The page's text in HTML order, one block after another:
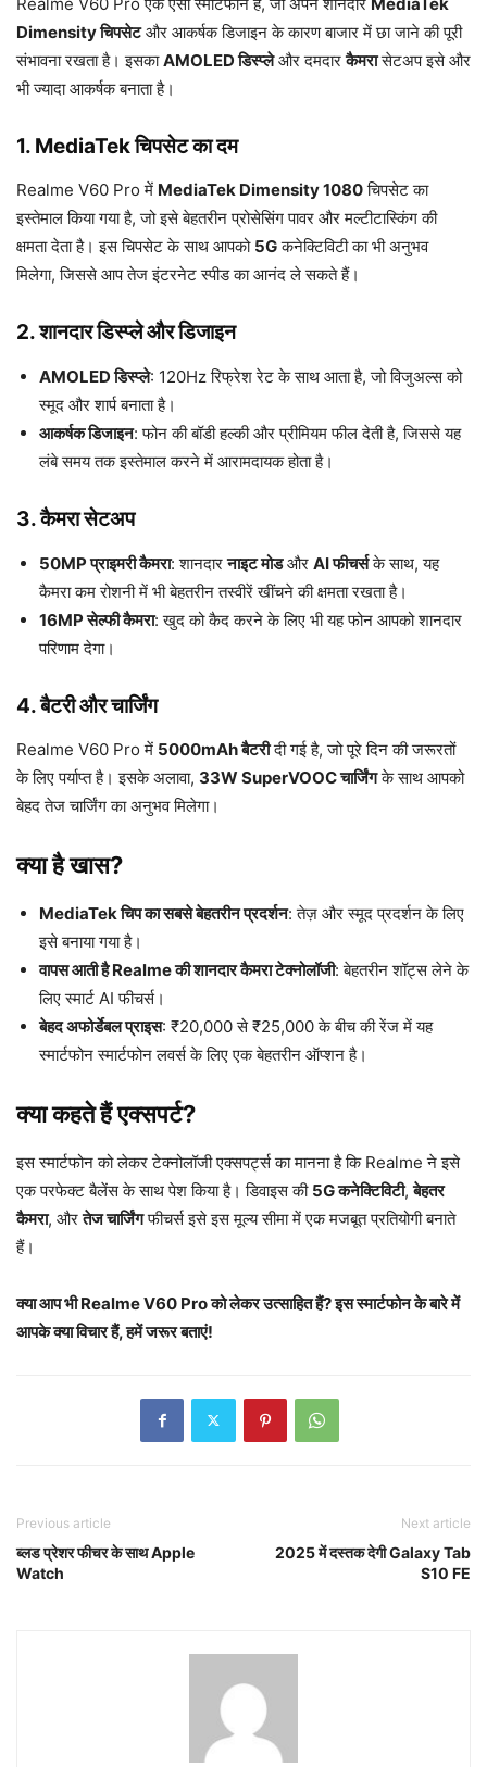
Dimensity चिपसेटऔर आकर्षक डिजाइन के कारण बाजार में छा जाने की पूरी
संभावना रखता है। इसकाAMOLED डिस्प्लेऔर दमदारकैमरासेटअप इसे और
भी ज्यादा आकर्षक बनाता है।
1. MediaTek चिपसेट का दम
Realme V60 Pro में MediaTek Dimensity 1080चिपसेट का
इस्तेमाल किया गया है, जो इसे बेहतरीन प्रोसेसिंग पावर और मल्टीटास्किंग की
क्षमता देता है। इस चिपसेट के साथ आपको 5Gकनेक्टिविटी का भी अनुभव
मिलेगा, जिससे आप तेज इंटरनेट स्पीड का आनंद ले सकते हैं।
2. शानदार डिस्प्ले और डिजाइन
AMOLED डिस्प्ले: 120Hz रिफ्रेश रेट के साथ आता है, जो विजुअल्स को
स्मूद और शार्प बनाता है।
आकर्षक डिजाइन: फोन की बॉडी हल्की और प्रीमियम फील देती है, जिससे यह
लंबे समय तक इस्तेमाल करने में आरामदायक होता है।
3. कैमरा सेटअप
50MP प्राइमरी कैमरा: शानदारनाइट मोडऔर AI फीचर्सके साथ, यह
कैमरा कम रोशनी में भी बेहतरीन तस्वीरें खींचने की क्षमता रखता है।
16MP सेल्फी कैमरा: खुद को कैद करने के लिए भी यह फोन आपको शानदार
परिणाम देगा।
4. बैटरी और चार्जिंग
Realme V60 Pro में 5000mAh बैटरीदी गई है, जो पूरे दिन की जरूरतों
के लिए पर्याप्त है। इसके अलावा, 33W SuperVOOC चार्जिंगके साथ आपको
बेहद तेज चार्जिंग का अनुभव मिलेगा।
क्या है खास?
MediaTek चिप का सबसे बेहतरीन प्रदर्शन: तेज़ और स्मूद प्रदर्शन के लिए
इसे बनाया गया है।
वापस आती है Realme की शानदार कैमरा टेक्नोलॉजी: बेहतरीन शॉट्स लेने के
लिए स्मार्ट AI फीचर्स।
बेहद अफोर्डेबल प्राइस: ₹20,000 से ₹25,000 के बीच की रेंज में यह
स्मार्टफोन स्मार्टफोन लवर्स के लिए एक बेहतरीन ऑप्शन है।
क्या कहते हैं एक्सपर्ट?
इस स्मार्टफोन को लेकर टेक्नोलॉजी एक्सपर्ट्स का मानना है कि Realme ने इसे
एक परफेक्ट बैलेंस के साथ पेश किया है। डिवाइस की 5G कनेक्टिविटी,बेहतर
कैमरा, औरतेज चार्जिंगफीचर्स इसे इस मूल्य सीमा में एक मजबूत प्रतियोगी बनाते
हैं।
क्या आप भी Realme V60 Pro को लेकर उत्साहित हैं? इस स्मार्टफोन के बारे में
आपके क्या विचार हैं, हमें जरूर बताएं!
Previous article
ब्लड प्रेशर फीचर के साथ Apple
Watch
Next article
2025 में दस्तक देगी Galaxy Tab
S10 FE